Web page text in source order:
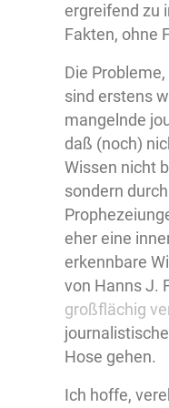
ergreifend zu
Fakten, ohne
Die
sind erstens
mangelnde
daß (noch)
Wissen nicht
sondern
eher eine
erkennbare
von Hanns J.
großflächig
Hose gehen.
Ich hoffe,